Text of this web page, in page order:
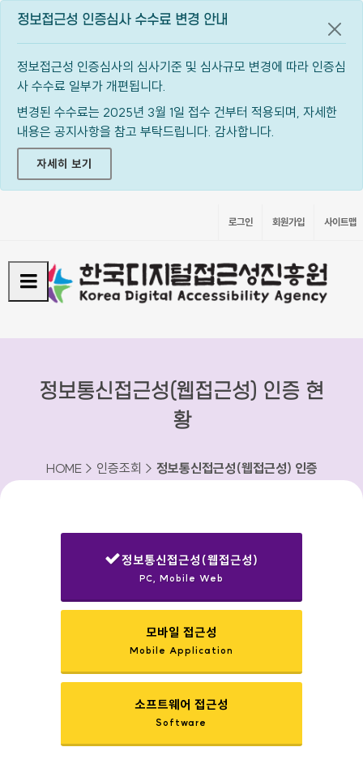
정보접근성 인증심사 수수료 변경 안내
정보접근성 인증심사의 심사기준 및 심사규모 변경에 따라 인증심
사 수수료 일부가 개편됩니다.
변경된 수수료는 2025년 3월 1일 접수 건부터 적용되며, 자세한
내용은 공지사항을 참고 부탁드립니다. 감사합니다.
자세히 보기
공지
로그인 회원가입 사이트맵
정보통신접근성(웹접근성) 인증 현
황
HOME > 인증조회 > 정보통신접근성(웹접근성) 인증
정보통신접근성(웹접근성)
PC, Mobile Web
모바일 접근성
Mobile Application
소프트웨어 접근성
Software